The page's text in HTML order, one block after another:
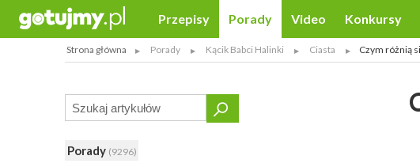
Przepisy Porady Video Konkursy
Strona główna Porady Kącik Babci Halinki Ciasta Czym różnią
Porady (9296)